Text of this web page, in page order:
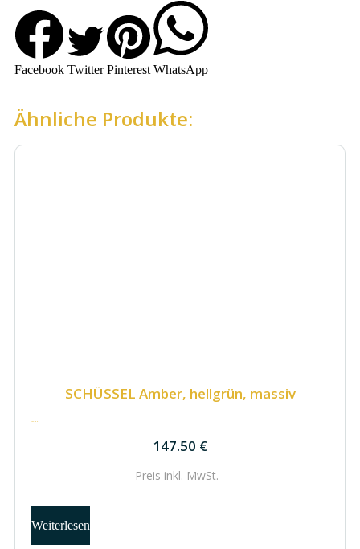
Facebook Twitter Pinterest WhatsApp
Ähnliche Produkte:
SCHÜSSEL Amber, hellgrün, massiv
147.50 €
147.50 €
Preis inkl. MwSt.
Weiterlesen